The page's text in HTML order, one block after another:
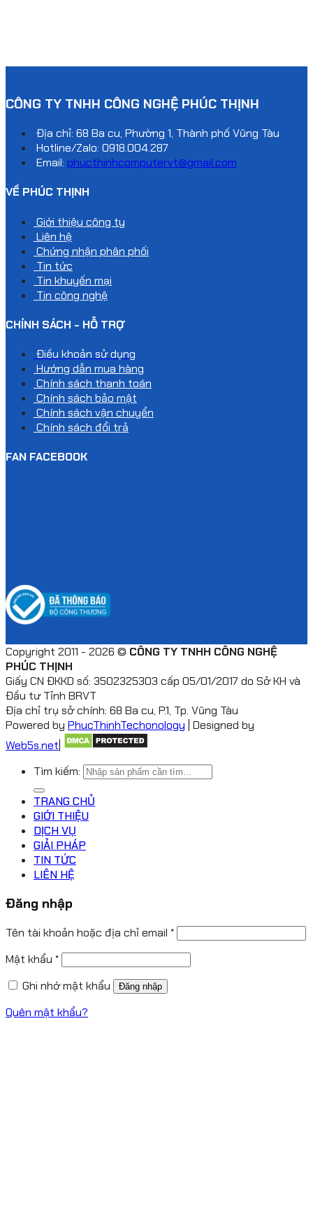
CÔNG TY TNHH CÔNG NGHỆ PHÚC THỊNH
Địa chỉ: 68 Ba cu, Phường 1, Thành phố Vũng Tàu
Hotline/Zalo: 0918.004.287
Email: phucthinhcomputervt@gmail.com
VỀ PHÚC THỊNH
Giới thiệu công ty
Liên hệ
Chứng nhận phân phối
Tin tức
Tin khuyến mại
Tin công nghệ
CHÍNH SÁCH - HỖ TRỢ
Điều khoản sử dụng
Hướng dẫn mua hàng
Chính sách thanh toán
Chính sách bảo mật
Chính sách vận chuyển
Chính sách đổi trả
FAN FACEBOOK
Copyright 2011 - 2026 © CÔNG TY TNHH CÔNG NGHỆ
PHÚC THỊNH
Giấy CN ĐKKD số: 3502325303 cấp 05/01/2017 do Sở KH và
Đầu tư Tỉnh BRVT
Địa chỉ trụ sở chính: 68 Ba cu, P.1, Tp. Vũng Tàu
Powered by PhucThinhTechonology | Designed by
Web5s.net
Tìm kiếm:
TRANG CHỦ
GIỚI THIỆU
DỊCH VỤ
GIẢI PHÁP
TIN TỨC
LIÊN HỆ
Đăng nhập
Tên tài khoản hoặc địa chỉ email *
Mật khẩu *
Ghi nhớ mật khẩu
Đăng nhập
Quên mật khẩu?